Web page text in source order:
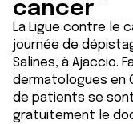
cancer
La Ligue contre le
journée de
Salines, à Ajaccio.
dermatologues en
de patients se
gratuitement le